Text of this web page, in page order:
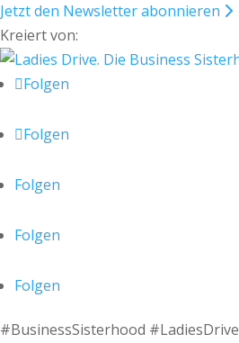
Jetzt den Newsletter abonnieren
Kreiert von:
Folgen
Folgen
Folgen
Folgen
Folgen
#BusinessSisterhood #LadiesDrive